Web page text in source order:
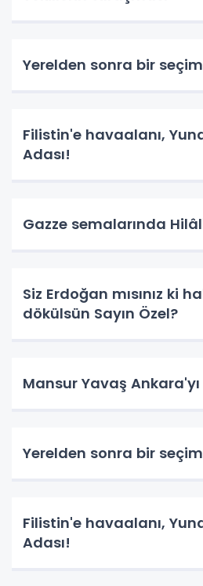
Yerelden sonra bir
Filistin'e havaalanı,
Adası!
Gazze semalarında
Siz Erdoğan mısınız ki
dökülsün Sayın Özel?
Mansur Yavaş
Yerelden sonra bir
Filistin'e havaalanı,
Adası!